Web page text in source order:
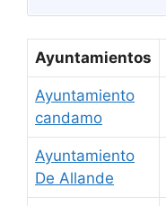
Ayuntamientos
Ayuntamiento
candamo
Ayuntamiento
De Allande